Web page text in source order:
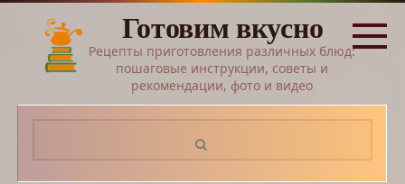
Перейти
контенту
Готовим вкусно
Рецепты приготовления различных блюд:
пошаговые инструкции, советы и
рекомендации, фото и видео